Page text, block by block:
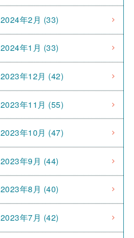
2024年2月 (33)
2024年1月 (33)
2023年12月 (42)
2023年11月 (55)
2023年10月 (47)
2023年9月 (44)
2023年8月 (40)
2023年7月 (42)